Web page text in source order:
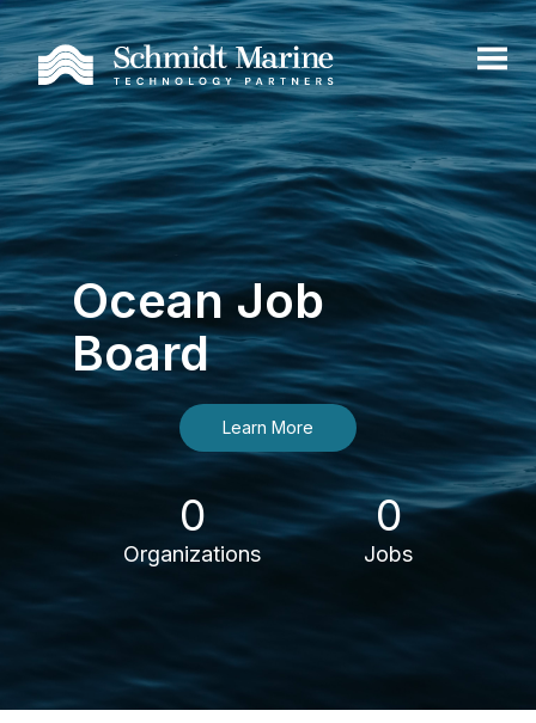
Ocean Job
Board
Learn More
0
Organizations
0
Jobs